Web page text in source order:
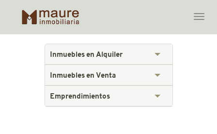
Toggle
Inmuebles en Alquiler
Inmuebles en Venta
Emprendimientos